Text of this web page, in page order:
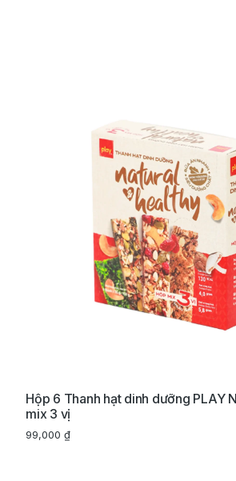
Hộp 6 Thanh hạt dinh dưỡng PLAY
mix 3 vị
99,000 ₫